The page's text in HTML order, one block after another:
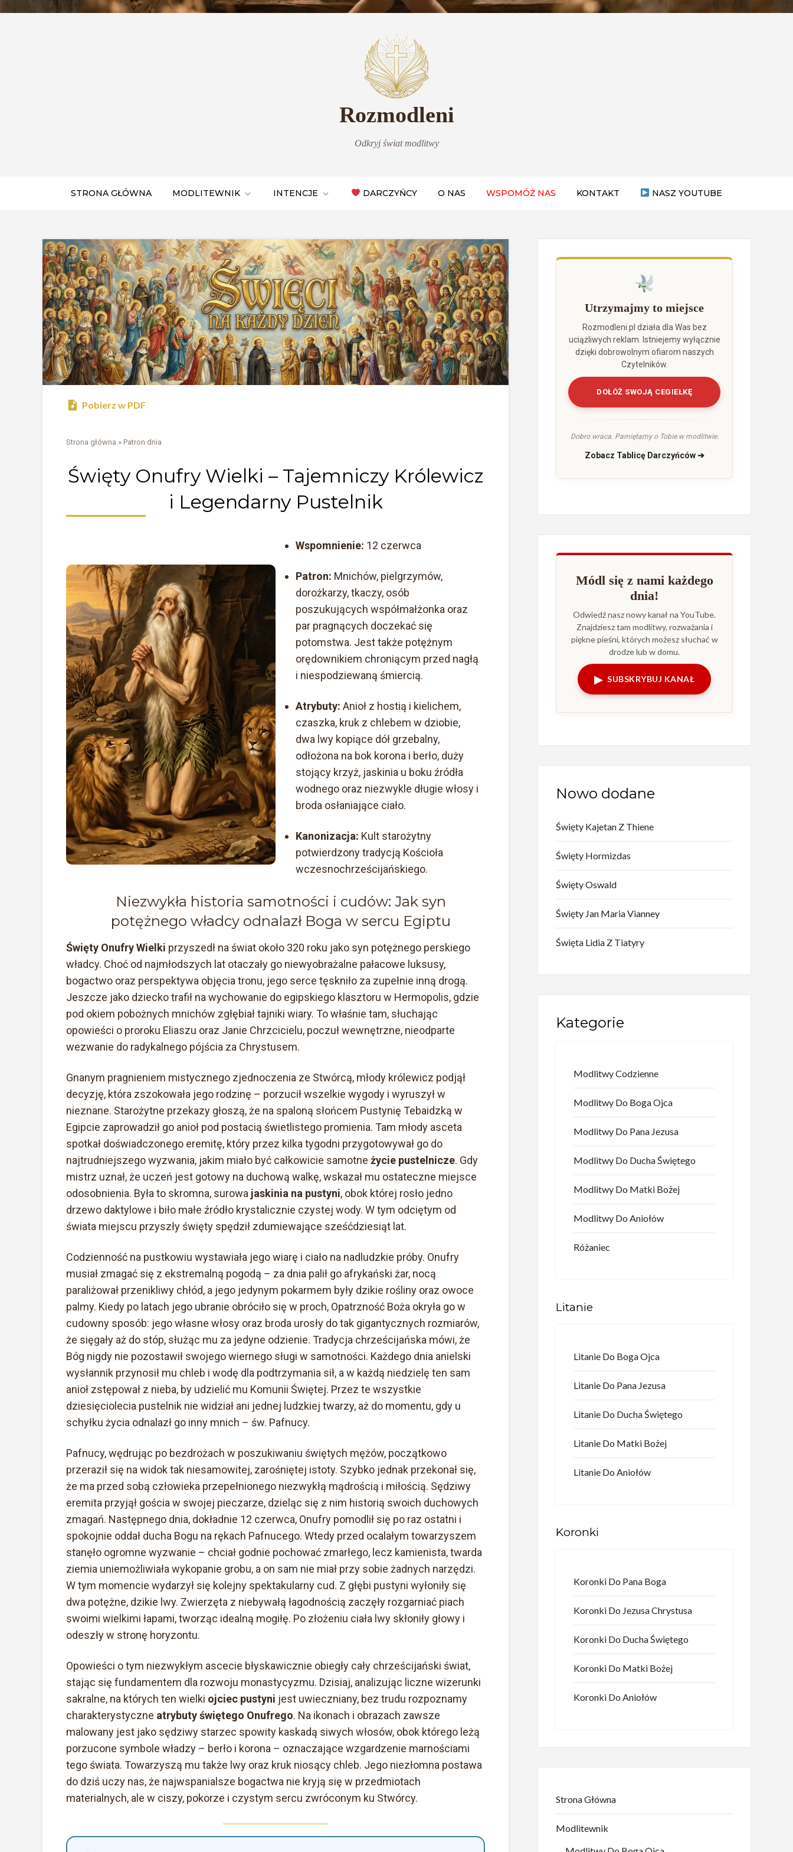
Rozmodleni
Odkryj świat modlitwy
STRONA GŁÓWNA MODLITEWNIK INTENCJE DARCZYŃCY O NAS WSPOMÓŻ NAS KONTAKT NASZ YOUTUBE
Pobierz w PDF
Strona główna » Patron dnia
Święty Onufry Wielki – Tajemniczy Królewicz
i Legendarny Pustelnik
Wspomnienie: 12 czerwca
Patron: Mnichów, pielgrzymów,
dorożkarzy, tkaczy, osób
poszukujących współmałżonka oraz
par pragnących doczekać się
potomstwa. Jest także potężnym
orędownikiem chroniącym przed nagłą
i niespodziewaną śmiercią.
Atrybuty: Anioł z hostią i kielichem,
czaszka, kruk z chlebem w dziobie,
dwa lwy kopiące dół grzebalny,
odłożona na bok korona i berło, duży
stojący krzyż, jaskinia u boku źródła
wodnego oraz niezwykle długie włosy i
broda osłaniające ciało.
Kanonizacja: Kult starożytny
potwierdzony tradycją Kościoła
wczesnochrześcijańskiego.
Niezwykła historia samotności i cudów: Jak syn
potężnego władcy odnalazł Boga w sercu Egiptu
Święty Onufry Wielki przyszedł na świat około 320 roku jako syn potężnego perskiego
władcy. Choć od najmłodszych lat otaczały go niewyobrażalne pałacowe luksusy,
bogactwo oraz perspektywa objęcia tronu, jego serce tęskniło za zupełnie inną drogą.
Jeszcze jako dziecko trafił na wychowanie do egipskiego klasztoru w Hermopolis, gdzie
pod okiem pobożnych mnichów zgłębiał tajniki wiary. To właśnie tam, słuchając
opowieści o proroku Eliaszu oraz Janie Chrzcicielu, poczuł wewnętrzne, nieodparte
wezwanie do radykalnego pójścia za Chrystusem.
Gnanym pragnieniem mistycznego zjednoczenia ze Stwórcą, młody królewicz podjął
decyzję, która zszokowała jego rodzinę – porzucił wszelkie wygody i wyruszył w
nieznane. Starożytne przekazy głoszą, że na spaloną słońcem Pustynię Tebaidzką w
Egipcie zaprowadził go anioł pod postacią świetlistego promienia. Tam młody asceta
spotkał doświadczonego eremitę, który przez kilka tygodni przygotowywał go do
najtrudniejszego wyzwania, jakim miało być całkowicie samotne życie pustelnicze. Gdy
mistrz uznał, że uczeń jest gotowy na duchową walkę, wskazał mu ostateczne miejsce
odosobnienia. Była to skromna, surowa jaskinia na pustyni, obok której rosło jedno
drzewo daktylowe i biło małe źródło krystalicznie czystej wody. W tym odciętym od
świata miejscu przyszły święty spędził zdumiewające sześćdziesiąt lat.
Codzienność na pustkowiu wystawiała jego wiarę i ciało na nadludzkie próby. Onufry
musiał zmagać się z ekstremalną pogodą – za dnia palił go afrykański żar, nocą
paraliżował przenikliwy chłód, a jego jedynym pokarmem były dzikie rośliny oraz owoce
palmy. Kiedy po latach jego ubranie obróciło się w proch, Opatrzność Boża okryła go w
cudowny sposób: jego własne włosy oraz broda urosły do tak gigantycznych rozmiarów,
że sięgały aż do stóp, służąc mu za jedyne odzienie. Tradycja chrześcijańska mówi, że
Bóg nigdy nie pozostawił swojego wiernego sługi w samotności. Każdego dnia anielski
wysłannik przynosił mu chleb i wodę dla podtrzymania sił, a w każdą niedzielę ten sam
anioł zstępował z nieba, by udzielić mu Komunii Świętej. Przez te wszystkie
dziesięciolecia pustelnik nie widział ani jednej ludzkiej twarzy, aż do momentu, gdy u
schyłku życia odnalazł go inny mnich – św. Pafnucy.
Pafnucy, wędrując po bezdrożach w poszukiwaniu świętych mężów, początkowo
przeraził się na widok tak niesamowitej, zarośniętej istoty. Szybko jednak przekonał się,
że ma przed sobą człowieka przepełnionego niezwykłą mądrością i miłością. Sędziwy
eremita przyjął gościa w swojej pieczarze, dzieląc się z nim historią swoich duchowych
zmagań. Następnego dnia, dokładnie 12 czerwca, Onufry pomodlił się po raz ostatni i
spokojnie oddał ducha Bogu na rękach Pafnucego. Wtedy przed ocalałym towarzyszem
stanęło ogromne wyzwanie – chciał godnie pochować zmarłego, lecz kamienista, twarda
ziemia uniemożliwiała wykopanie grobu, a on sam nie miał przy sobie żadnych narzędzi.
W tym momencie wydarzył się kolejny spektakularny cud. Z głębi pustyni wyłoniły się
dwa potężne, dzikie lwy. Zwierzęta z niebywałą łagodnością zaczęły rozgarniać piach
swoimi wielkimi łapami, tworząc idealną mogiłę. Po złożeniu ciała lwy skłoniły głowy i
odeszły w stronę horyzontu.
Opowieści o tym niezwykłym ascecie błyskawicznie obiegły cały chrześcijański świat,
stając się fundamentem dla rozwoju monastycyzmu. Dzisiaj, analizując liczne wizerunki
sakralne, na których ten wielki ojciec pustyni jest uwieczniany, bez trudu rozpoznamy
charakterystyczne atrybuty świętego Onufrego. Na ikonach i obrazach zawsze
malowany jest jako sędziwy starzec spowity kaskadą siwych włosów, obok którego leżą
porzucone symbole władzy – berło i korona – oznaczające wzgardzenie marnościami
tego świata. Towarzyszą mu także lwy oraz kruk niosący chleb. Jego niezłomna postawa
do dziś uczy nas, że najwspanialsze bogactwa nie kryją się w przedmiotach
materialnych, ale w ciszy, pokorze i czystym sercu zwróconym ku Stwórcy.
Utrzymajmy to miejsce
Rozmodleni.pl działa dla Was bez
uciążliwych reklam. Istniejemy wyłącznie
dzięki dobrowolnym ofiarom naszych
Czytelników.
DOŁÓŻ SWOJĄ CEGIEŁKĘ
Dobro wraca. Pamiętamy o Tobie w modlitwie.
Zobacz Tablicę Darczyńców ➔
Módl się z nami każdego
dnia!
Odwiedź nasz nowy kanał na YouTube.
Znajdziesz tam modlitwy, rozważania i
piękne pieśni, których możesz słuchać w
drodze lub w domu.
▶ SUBSKRYBUJ KANAŁ
Nowo dodane
Święty Kajetan Z Thiene
Święty Hormizdas
Święty Oswald
Święty Jan Maria Vianney
Święta Lidia Z Tiatyry
Kategorie
Modlitwy Codzienne
Modlitwy Do Boga Ojca
Modlitwy Do Pana Jezusa
Modlitwy Do Ducha Świętego
Modlitwy Do Matki Bożej
Modlitwy Do Aniołów
Różaniec
Litanie
Litanie Do Boga Ojca
Litanie Do Pana Jezusa
Litanie Do Ducha Świętego
Litanie Do Matki Bożej
Litanie Do Aniołów
Koronki
Koronki Do Pana Boga
Koronki Do Jezusa Chrystusa
Koronki Do Ducha Świętego
Koronki Do Matki Bożej
Koronki Do Aniołów
Strona Główna
Modlitewnik